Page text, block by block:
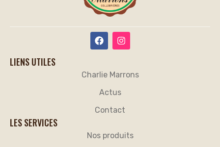
LIENS UTILES
Charlie Marrons
Actus
Contact
LES SERVICES
Nos produits